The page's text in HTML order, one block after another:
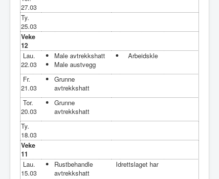
27.03
Ty.
25.03
Veke
12
Lau.
22.03
Male avtrekkshatt
Male austvegg
Arbeidskle
Fr.
21.03
Grunne
avtrekkshatt
Tor.
20.03
Grunne
avtrekkshatt
Ty.
18.03
Veke
11
Lau.
15.03
Rustbehandle
avtrekkshatt
Idrettslaget har